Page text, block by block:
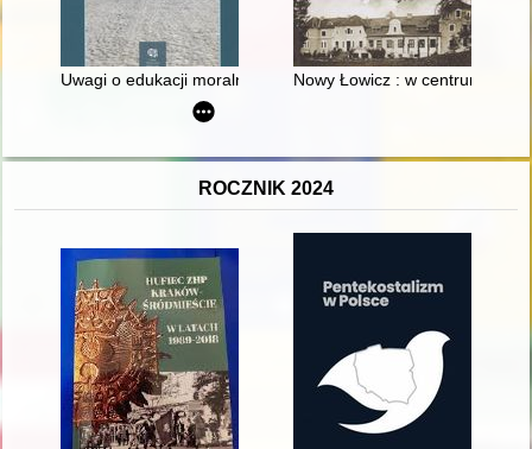
Uwagi o edukacji moralnej synów szlacheckich w XVI-
Nowy Łowicz : w centrum
ROCZNIK 2024